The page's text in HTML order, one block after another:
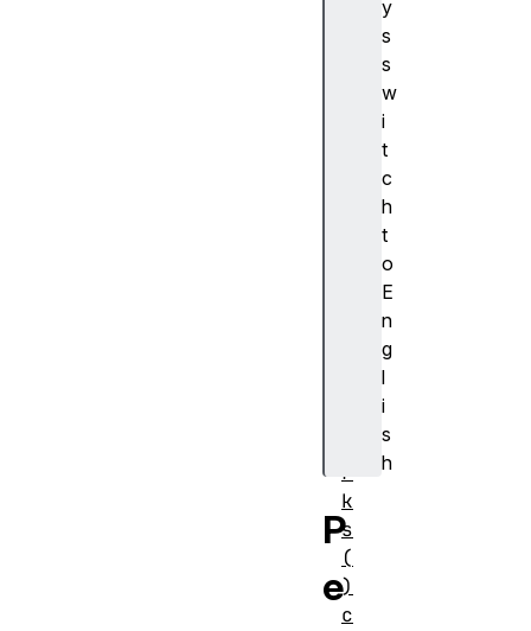
y
s
s
w
i
t
c
h
t
o
E
n
g
l
i
s
h
P
e
r
k
s
(
)
c